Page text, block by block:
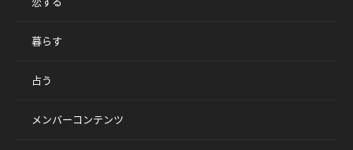
暮らす
占う
メンバーコンテンツ